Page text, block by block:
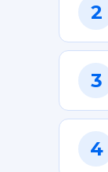
2
3
4